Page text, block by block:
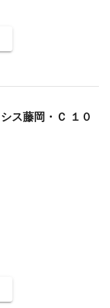
ス藤岡・Ｃ １０